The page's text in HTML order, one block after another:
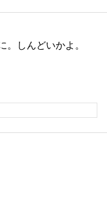
。しんどいかよ。